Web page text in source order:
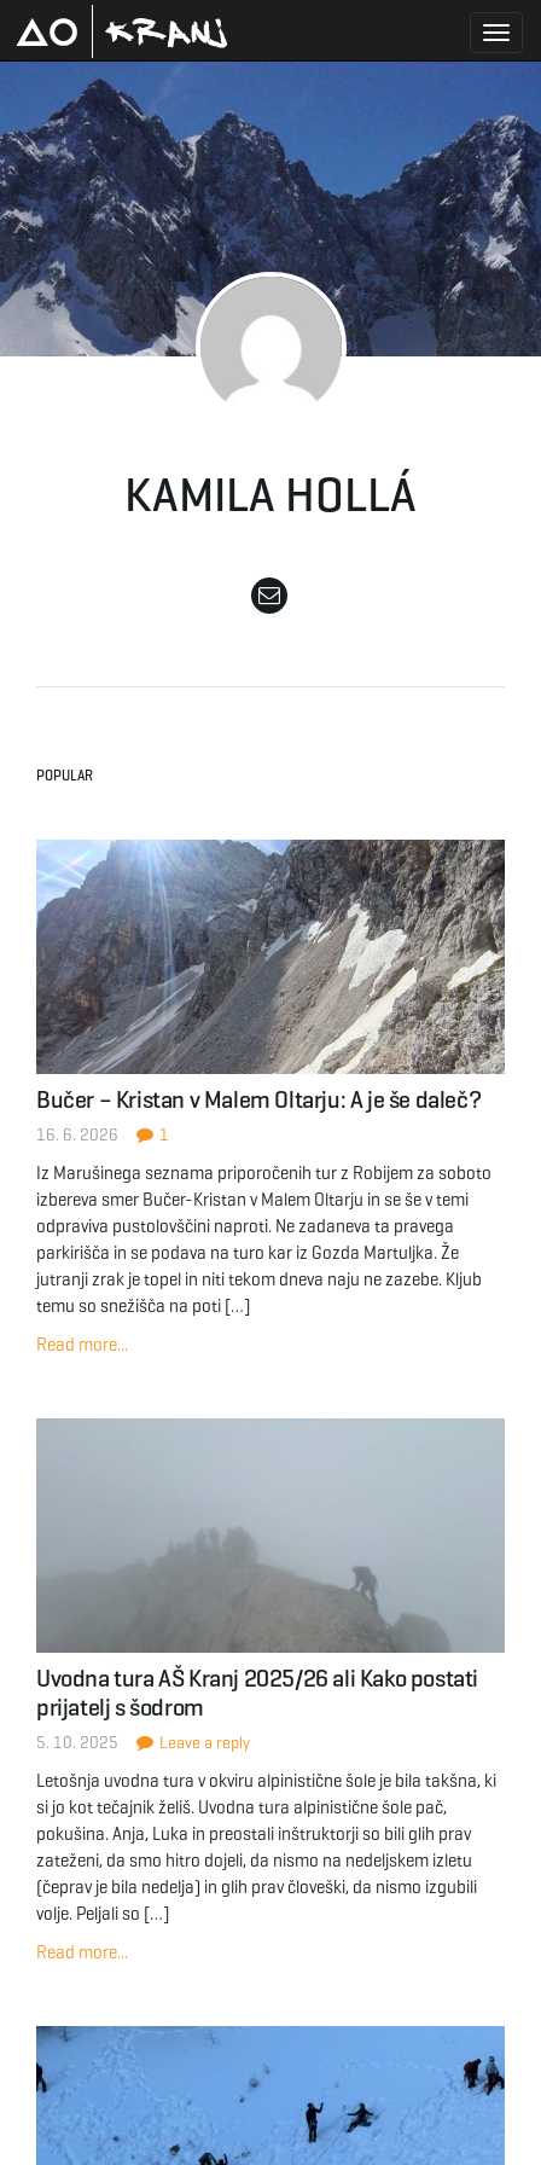
o
g
n
v
i
KAMILA HOLLÁ
POPULAR
Bučer – Kristan v Malem Oltarju: A je še daleč?
16. 6. 2026 1
Iz Marušinega seznama priporočenih tur z Robijem za soboto
izbereva smer Bučer-Kristan v Malem Oltarju in se še v temi
odpraviva pustolovščini naproti. Ne zadaneva ta pravega
parkirišča in se podava na turo kar iz Gozda Martuljka. Že
jutranji zrak je topel in niti tekom dneva naju ne zazebe. Kljub
temu so snežišča na poti […]
Read more...
Uvodna tura AŠ Kranj 2025/26 ali Kako postati
prijatelj s šodrom
5. 10. 2025 Leave a reply
Letošnja uvodna tura v okviru alpinistične šole je bila takšna, ki
si jo kot tečajnik želiš. Uvodna tura alpinistične šole pač,
pokušina. Anja, Luka in preostali inštruktorji so bili glih prav
zateženi, da smo hitro dojeli, da nismo na nedeljskem izletu
(čeprav je bila nedelja) in glih prav človeški, da nismo izgubili
volje. Peljali so […]
Read more...